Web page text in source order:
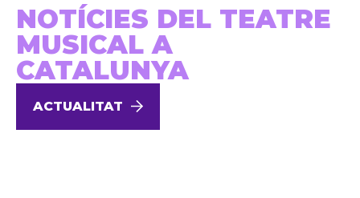
NOTÍCIES DEL TEATRE
MUSICAL A
CATALUNYA
ACTUALITAT